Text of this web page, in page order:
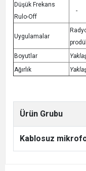
Düşük Frekans
Rulo-Off
-
Uygulamalar
Boyutlar
Ağırlık
Ürün Grubu
Kablosuz